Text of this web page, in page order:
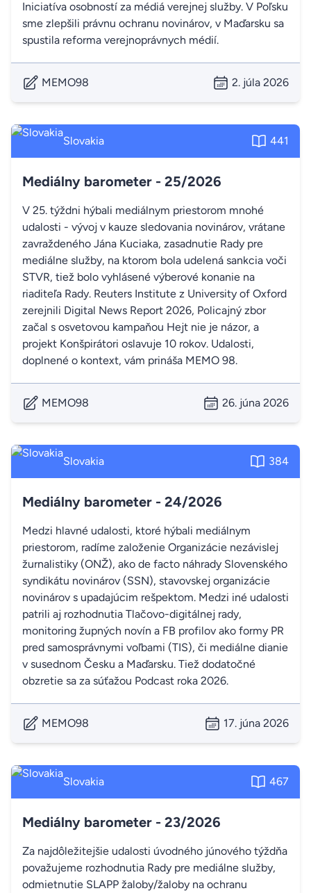
Iniciatíva osobností za médiá verejnej služby. V Poľsku
sme zlepšili právnu ochranu novinárov, v Maďarsku sa
spustila reforma verejnoprávnych médií.
MEMO98 2. júla 2026
Slovakia 441
Mediálny barometer - 25/2026
V 25. týždni hýbali mediálnym priestorom mnohé
udalosti - vývoj v kauze sledovania novinárov, vrátane
zavraždeného Jána Kuciaka, zasadnutie Rady pre
mediálne služby, na ktorom bola udelená sankcia voči
STVR, tiež bolo vyhlásené výberové konanie na
riaditeľa Rady. Reuters Institute z University of Oxford
zerejnili Digital News Report 2026, Policajný zbor
začal s osvetovou kampaňou Hejt nie je názor, a
projekt Konšpirátori oslavuje 10 rokov. Udalosti,
doplnené o kontext, vám prináša MEMO 98.
MEMO98 26. júna 2026
Slovakia 384
Mediálny barometer - 24/2026
Medzi hlavné udalosti, ktoré hýbali mediálnym
priestorom, radíme založenie Organizácie nezávislej
žurnalistiky (ONŽ), ako de facto náhrady Slovenského
syndikátu novinárov (SSN), stavovskej organizácie
novinárov s upadajúcim rešpektom. Medzi iné udalosti
patrili aj rozhodnutia Tlačovo-digitálnej rady,
monitoring župných novín a FB profilov ako formy PR
pred samosprávnymi voľbami (TIS), či mediálne dianie
v susednom Česku a Maďarsku. Tiež dodatočné
obzretie sa za súťažou Podcast roka 2026.
MEMO98 17. júna 2026
Slovakia 467
Mediálny barometer - 23/2026
Za najdôležitejšie udalosti úvodného júnového týždňa
považujeme rozhodnutia Rady pre mediálne služby,
odmietnutie SLAPP žaloby/žaloby na ochranu